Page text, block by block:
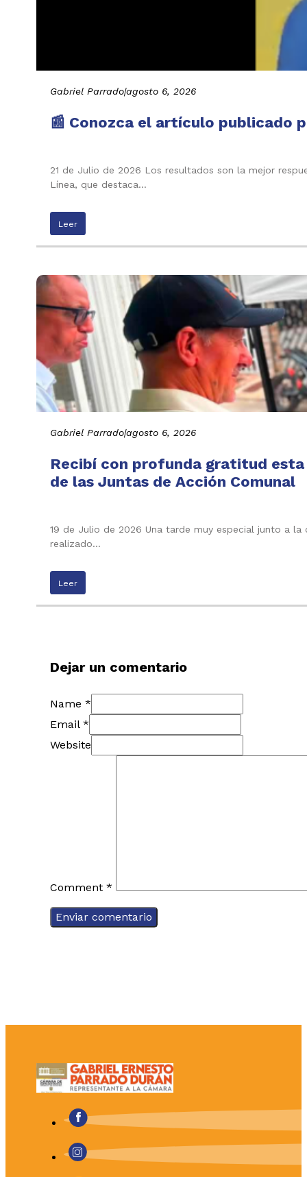
Gabriel Parrado|agosto 6, 2026
📰 Conozca el artículo publicado
21 de Julio de 2026 Los resultados son la mejor
Línea, que destaca…
Leer
Gabriel Parrado|agosto 6, 2026
Recibí con profunda gratitud
de las Juntas de Acción Comunal
19 de Julio de 2026 Una tarde muy especial junto a
realizado…
Leer
Dejar un comentario
Name *
Email *
Website
Comment *